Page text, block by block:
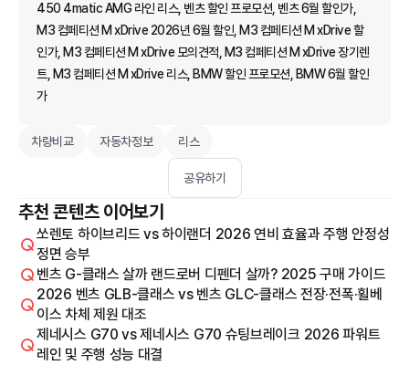
450 4matic AMG 라인 리스, 벤츠 할인 프로모션, 벤츠 6월 할인가,
M3 컴페티션 M xDrive 2026년 6월 할인, M3 컴페티션 M xDrive 할
인가, M3 컴페티션 M xDrive 모의견적, M3 컴페티션 M xDrive 장기렌
트, M3 컴페티션 M xDrive 리스, BMW 할인 프로모션, BMW 6월 할인
가
차량비교 자동차정보 리스
공유하기
추천 콘텐츠 이어보기
쏘렌토 하이브리드 vs 하이랜더 2026 연비 효율과 주행 안정성
정면 승부
벤츠 G-클래스 살까 랜드로버 디펜더 살까? 2025 구매 가이드
2026 벤츠 GLB-클래스 vs 벤츠 GLC-클래스 전장·전폭·휠베
이스 차체 제원 대조
제네시스 G70 vs 제네시스 G70 슈팅브레이크 2026 파워트
레인 및 주행 성능 대결